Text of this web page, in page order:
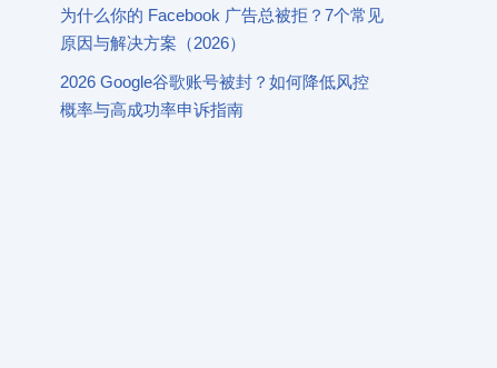
为什么你的 Facebook 广告总被拒？7个常见
原因与解决方案（2026）
2026 Google谷歌账号被封？如何降低风控
概率与高成功率申诉指南